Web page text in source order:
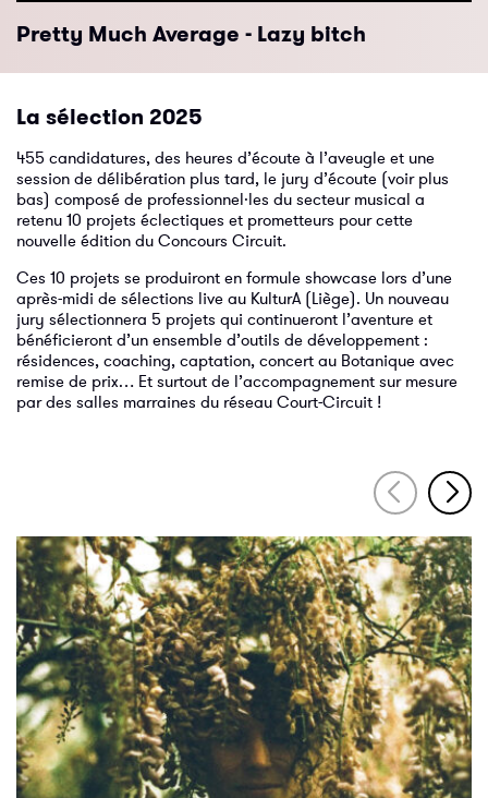
Pretty Much Average - Lazy bitch
La sélection 2025
455 candidatures, des heures d’écoute à l’aveugle et une
session de délibération plus tard, le jury d’écoute (voir plus
bas) composé de professionnel·les du secteur musical a
retenu 10 projets éclectiques et prometteurs pour cette
nouvelle édition du Concours Circuit.
Ces 10 projets se produiront en formule showcase lors d’une
après-midi de sélections live au KulturA (Liège). Un nouveau
jury sélectionnera 5 projets qui continueront l’aventure et
bénéficieront d’un ensemble d’outils de développement :
résidences, coaching, captation, concert au Botanique avec
remise de prix… Et surtout de l’accompagnement sur mesure
par des salles marraines du réseau Court-Circuit !